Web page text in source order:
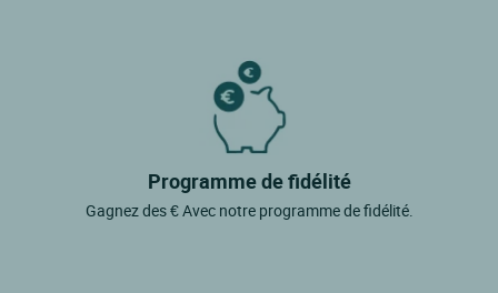
Programme de fidélité
Gagnez des € Avec notre programme de fidélité.